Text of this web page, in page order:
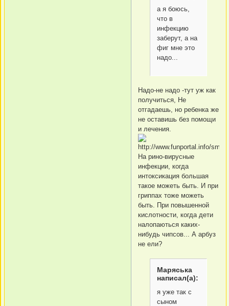
а я боюсь,
что в
инфекцию
заберут, а на
фиг мне это
надо...
Надо-не надо -тут уж как
получиться, Не
отгадаешь, но ребенка же
не оставишь без помощи
и лечения.
На рино-вирусные
инфекции, когда
интоксикация большая
такое можеть быть. И при
гриппах тоже можеть
быть. При повышенной
кислотности, когда дети
налопаються каких-
нибудь чипсов... А арбуз
не ели?
Маряська
написал(а):
я уже так с
сыном